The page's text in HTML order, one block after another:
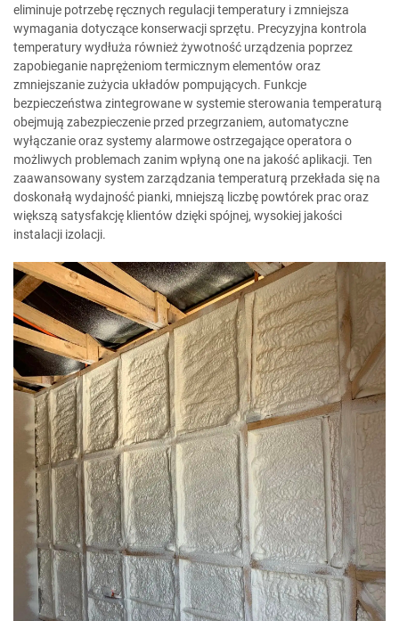
eliminuje potrzebę ręcznych regulacji temperatury i zmniejsza
wymagania dotyczące konserwacji sprzętu. Precyzyjna kontrola
temperatury wydłuża również żywotność urządzenia poprzez
zapobieganie naprężeniom termicznym elementów oraz
zmniejszanie zużycia układów pompujących. Funkcje
bezpieczeństwa zintegrowane w systemie sterowania temperaturą
obejmują zabezpieczenie przed przegrzaniem, automatyczne
wyłączanie oraz systemy alarmowe ostrzegające operatora o
możliwych problemach zanim wpłyną one na jakość aplikacji. Ten
zaawansowany system zarządzania temperaturą przekłada się na
doskonałą wydajność pianki, mniejszą liczbę powtórek prac oraz
większą satysfakcję klientów dzięki spójnej, wysokiej jakości
instalacji izolacji.